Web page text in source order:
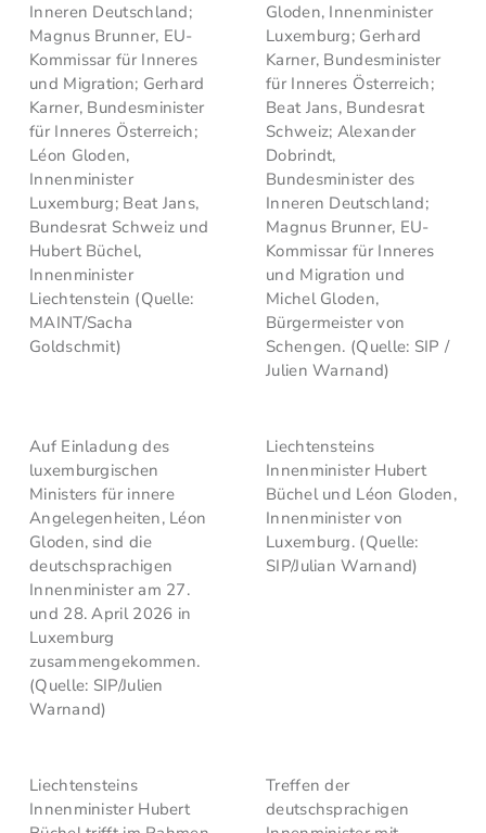
Inneren Deutschland;
Magnus Brunner, EU-
Kommissar für Inneres
und Migration; Gerhard
Karner, Bundesminister
für Inneres Österreich;
Léon Gloden,
Innenminister
Luxemburg; Beat Jans,
Bundesrat Schweiz und
Hubert Büchel,
Innenminister
Liechtenstein (Quelle:
MAINT/Sacha
Goldschmit)
Gloden, Innenminister
Luxemburg; Gerhard
Karner, Bundesminister
für Inneres Österreich;
Beat Jans, Bundesrat
Schweiz; Alexander
Dobrindt,
Bundesminister des
Inneren Deutschland;
Magnus Brunner, EU-
Kommissar für Inneres
und Migration und
Michel Gloden,
Bürgermeister von
Schengen. (Quelle: SIP /
Julien Warnand)
Auf Einladung des
luxemburgischen
Ministers für innere
Angelegenheiten, Léon
Gloden, sind die
deutschsprachigen
Innenminister am 27.
und 28. April 2026 in
Luxemburg
zusammengekommen.
(Quelle: SIP/Julien
Warnand)
Liechtensteins
Innenminister Hubert
Büchel und Léon Gloden,
Innenminister von
Luxemburg. (Quelle:
SIP/Julian Warnand)
Liechtensteins
Innenminister Hubert
Treffen der
deutschsprachigen